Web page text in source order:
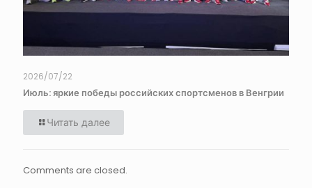
2026/07/22
Июль: яркие победы российских спортсменов в Венгрии
Читать далее
Comments are closed.